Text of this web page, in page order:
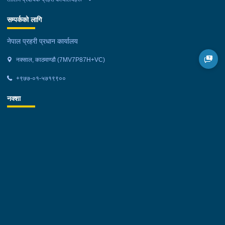
सम्पर्कको लागि
नेपाल प्रहरी प्रधान कार्यालय
नक्साल, काठमाण्डौ (7MV7P87H+VC)
+९७७-०१-५७१९९००
नक्शा